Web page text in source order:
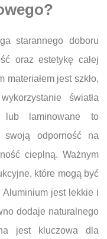
starannego doboru
oraz estetykę całej
jest szkło,
światła
lub laminowane to
odporność na
cieplną. Ważnym
które mogą być
jest lekkie i
dodaje naturalnego
jest kluczowa dla